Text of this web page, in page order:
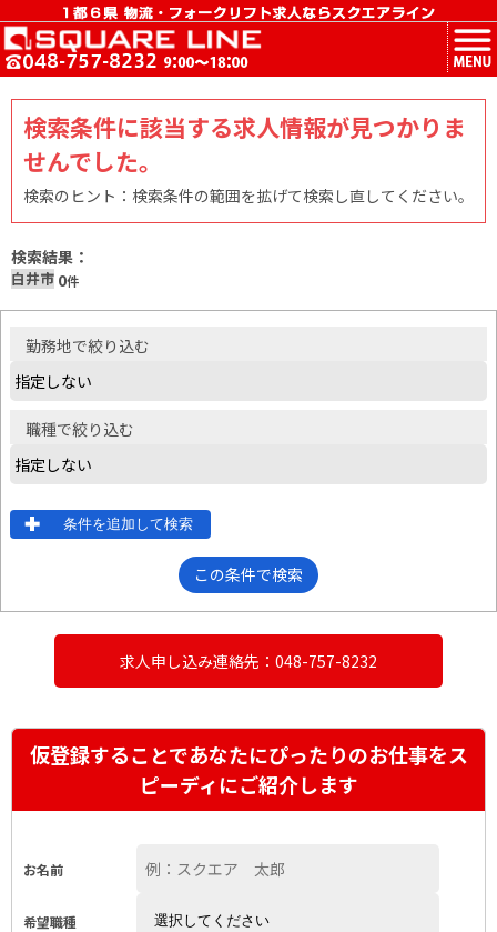
MENU
検索条件に該当する求人情報が見つかりま
せんでした。
検索のヒント：検索条件の範囲を拡げて検索し直してください。
検索結果：
白井市 0件
勤務地で絞り込む
職種で絞り込む
条件を追加して検索
この条件で検索
求人申し込み連絡先：048-757-8232
仮登録することであなたにぴったりのお仕事をス
ピーディにご紹介します
お名前
希望職種